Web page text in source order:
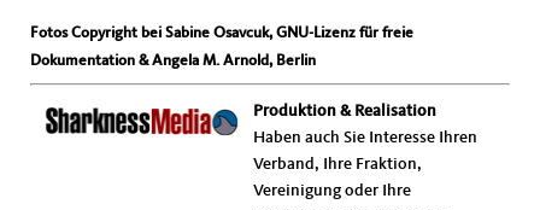
Fotos Copyright bei Sabine Osavcuk, GNU-Lizenz für freie
Dokumentation & Angela M. Arnold, Berlin
Produktion & Realisation
Haben auch Sie Interesse Ihren
Verband, Ihre Fraktion,
Vereinigung oder Ihre